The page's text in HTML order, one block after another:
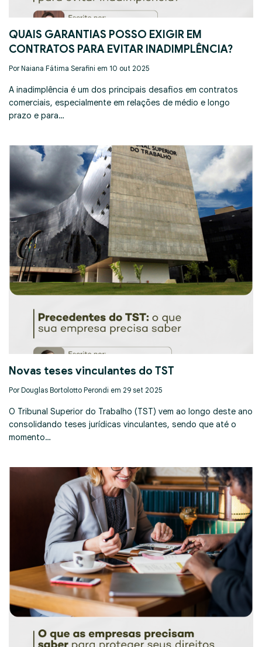
QUAIS GARANTIAS POSSO EXIGIR EM
CONTRATOS PARA EVITAR INADIMPLÊNCIA?
Por Naiana Fátima Serafini em 10 out 2025
A inadimplência é um dos principais desafios em contratos
comerciais, especialmente em relações de médio e longo
prazo e para…
Novas teses vinculantes do TST
Por Douglas Bortolotto Perondi em 29 set 2025
O Tribunal Superior do Trabalho (TST) vem ao longo deste ano
consolidando teses jurídicas vinculantes, sendo que até o
momento…